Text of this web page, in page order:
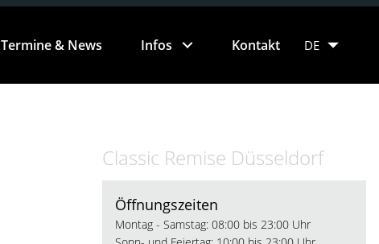
Termine & News Infos Kontakt DE
FR
Classic Remise Düsseldorf
Öffnungszeiten
Montag - Samstag: 08:00 bis 23:00 Uhr